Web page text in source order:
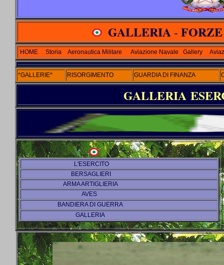
GALLERIA -
HOME Storia Aeronautica Militare Aviazione Navale Gallery
*GALLERIE* RISORGIMENTO GUARDIA DI FINANZA
GALLERIA
L'ESERCITO
BERSAGLIERI
ARMA ARTIGLIERIA
AVES
BANDIERA DI GUERRA
GALLERIA